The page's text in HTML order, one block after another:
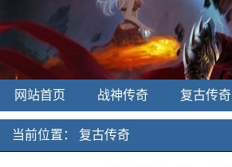
网站首页 战神传奇 复古传奇
当前位置： 复古传奇